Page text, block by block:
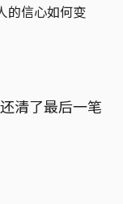
的信心如何变
清了最后一笔